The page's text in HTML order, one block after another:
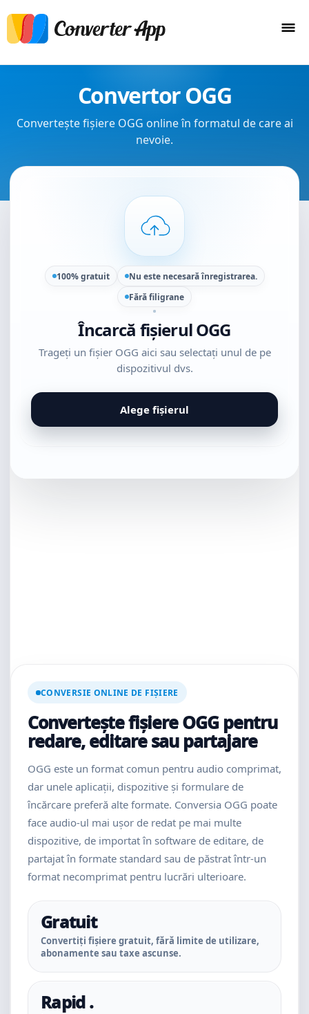
Convertor OGG
Convertește fișiere OGG online în formatul de care ai
nevoie.
100% gratuit
Nu este necesară înregistrarea.
Fără filigrane
Încarcă fișierul OGG
Trageți un fișier OGG aici sau selectați unul de pe
dispozitivul dvs.
Alege fișierul
CONVERSIE ONLINE DE FIȘIERE
Convertește fișiere OGG pentru
redare, editare sau partajare
OGG este un format comun pentru audio comprimat,
dar unele aplicații, dispozitive și formulare de
încărcare preferă alte formate. Conversia OGG poate
face audio-ul mai ușor de redat pe mai multe
dispozitive, de importat în software de editare, de
partajat în formate standard sau de păstrat într-un
format necomprimat pentru lucrări ulterioare.
Gratuit
Convertiți fișiere gratuit, fără limite de utilizare,
abonamente sau taxe ascunse.
Rapid .